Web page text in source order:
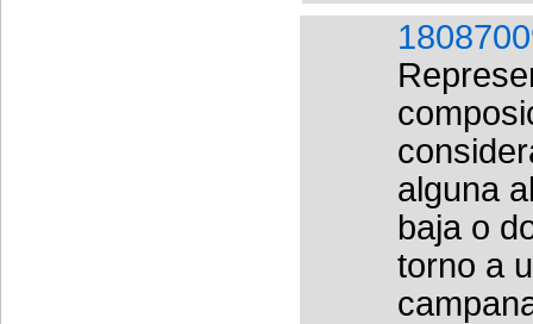
alguna
baja o
torno a